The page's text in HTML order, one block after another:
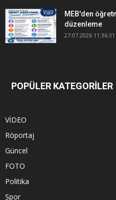
MEB'den
düzenleme
27.07.2026 11:36:31
POPÜLER KATEGORİLER
VİDEO
Röportaj
Güncel
FOTO
Politika
Spor